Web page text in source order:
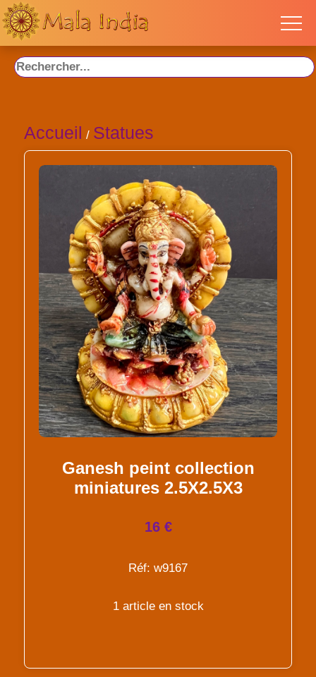
Accueil / Statues
Ganesh peint collection
miniatures 2.5X2.5X3
16 €
Réf: w9167
1 article en stock